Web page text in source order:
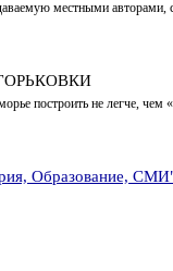
местными авторами,
построить не легче, чем
Образование,